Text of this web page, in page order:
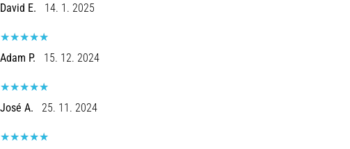
David E. 14. 1. 2025
Adam P. 15. 12. 2024
José A. 25. 11. 2024